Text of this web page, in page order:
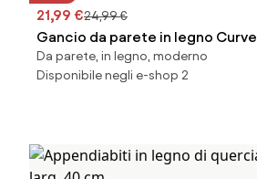
21,99 €24,99 €
Gancio da parete in legno Curve
Da parete, in legno, moderno
Disponibile negli e-shop 2